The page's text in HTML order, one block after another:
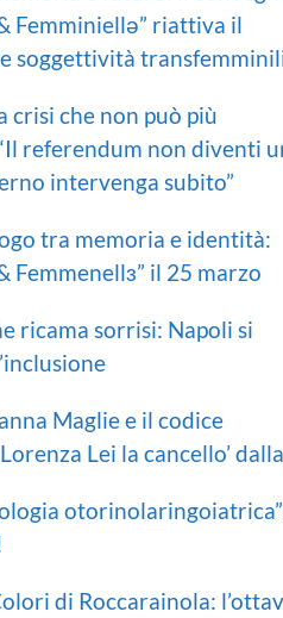
Femminiellə” riattiva il
soggettività
crisi che non può più
referendum non diventi
intervenga subito”
tra memoria e identità:
Femmenellɜ” il 25 marzo
ricama sorrisi: Napoli si
Maglie e il codice
Lei la cancello’
di Roccarainola: